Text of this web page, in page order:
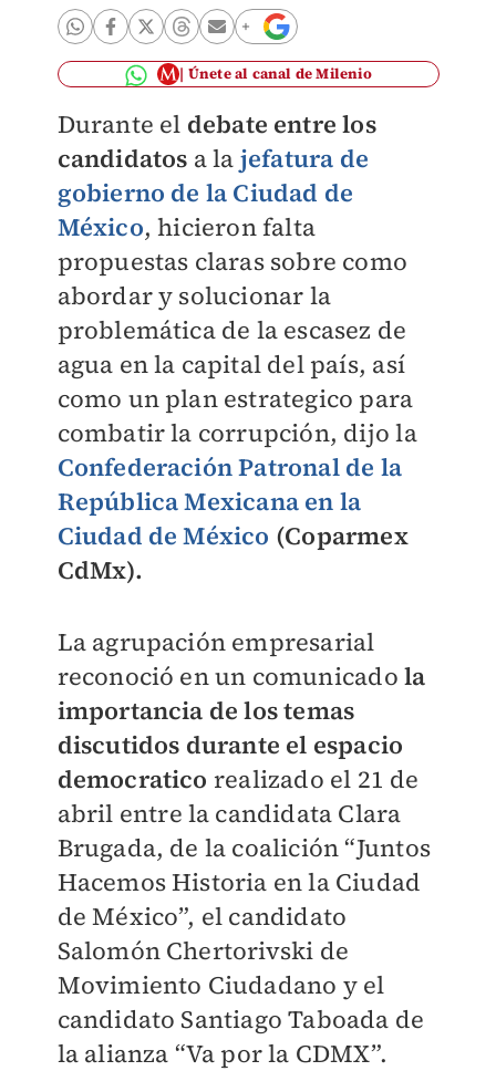
Únete al canal de Milenio
Durante el debate entre los
candidatos a la jefatura de
gobierno de la Ciudad de
México, hicieron falta
propuestas claras sobre como
abordar y solucionar la
problemática de la escasez de
agua en la capital del país, así
como un plan estrategico para
combatir la corrupción, dijo la
Confederación Patronal de la
República Mexicana en la
Ciudad de México (Coparmex
CdMx).
La agrupación empresarial
reconoció en un comunicado la
importancia de los temas
discutidos durante el espacio
democratico realizado el 21 de
abril entre la candidata Clara
Brugada, de la coalición “Juntos
Hacemos Historia en la Ciudad
de México”, el candidato
Salomón Chertorivski de
Movimiento Ciudadano y el
candidato Santiago Taboada de
la alianza “Va por la CDMX”.